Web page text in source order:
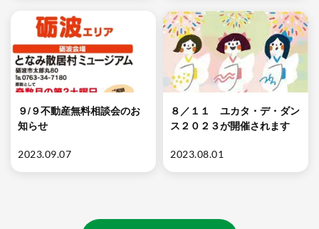
９/９不動産無料相談会のお
知らせ
2023.09.07
８／１１ ユカタ・デ・ダン
ス２０２３が開催されます
2023.08.01